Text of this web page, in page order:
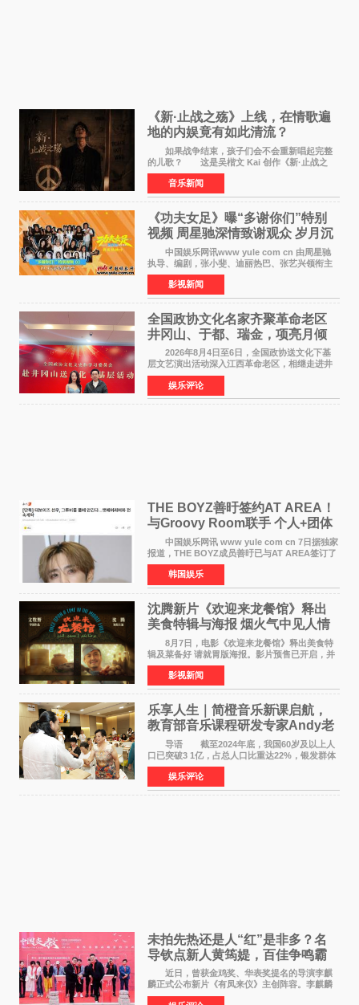
《新·止战之殇》上线，在情歌遍
地的内娱竟有如此清流？
如果战争结束，孩子们会不会重新唱起完整
的儿歌？ 这是吴楷文 Kai 创作《新·止战之
殇》时最初的想法。 从伊朗相关冲突引发的
地区局势，到世界各地仍在发生的动荡与不安，
战争从来不只
音乐新闻
《功夫女足》曝“多谢你们”特别
视频 周星驰深情致谢观众 岁月沉
淀不灭初心
中国娱乐网讯www yule com cn 由周星驰
执导、编剧，张小斐、迪丽热巴、张艺兴领衔主
演，刘嘉玲、佐藤健特别出演，艾米、雪野、蔡
思贝、胡予安、倪好特别介绍的喜剧电影《功夫
女足》释出多谢你
影视新闻
全国政协文化名家齐聚革命老区
井冈山、于都、瑞金，项亮月倾
情献唱《桃花谣》致敬红色沃土
2026年8月4日至6日，全国政协送文化下基
层文艺演出活动深入江西革命老区，相继走进井
冈山、于都长征出发地、瑞金三地。由全国政协
文化文史和学习委员会副主任、甘肃省政协原主
席欧阳坚率团，一
娱乐评论
THE BOYZ善旴签约AT AREA！
与Groovy Room联手 个人+团体
活动并行
中国娱乐网讯 www yule com cn 7日据独家
报道，THE BOYZ成员善旴已与AT AREA签订了
专属合约。AT AREA是由知名制作人组合
Groovy Room创立的hip-hop厂牌，旗下拥有多
位实力派音乐人，在韩
韩国娱乐
沈腾新片《欢迎来龙餐馆》释出
美食特辑与海报 烟火气中见人情
温暖
8月7日，电影《欢迎来龙餐馆》释出美食特
辑及菜备好 请就胃版海报。影片预售已开启，并
将于8月8日至10日14:00-21:00举行全国超前点
映。电影《欢迎来龙餐馆》作为战争美食喜剧大
片，讲述了中国
影视新闻
乐享人生｜简橙音乐新课启航，
教育部音乐课程研发专家Andy老
师重磅入驻领航银龄琴声
导语 截至2024年底，我国60岁及以上人
口已突破3 1亿，占总人口比重达22%，银发群体
的精神文化需求日益凸显。2024年1月，国务院办
公厅印发《关于发展银发经济增进老年人福祉的
意见》——这是
娱乐评论
未拍先热还是人“红”是非多？名
导钦点新人黄筠媞，百佳争鸣霸
气回应
近日，曾获金鸡奖、华表奖提名的导演李麒
麟正式公布新片《有凤来仪》主创阵容。李麒麟
早年凭电影《华容道》获得金鸡奖、华表奖提